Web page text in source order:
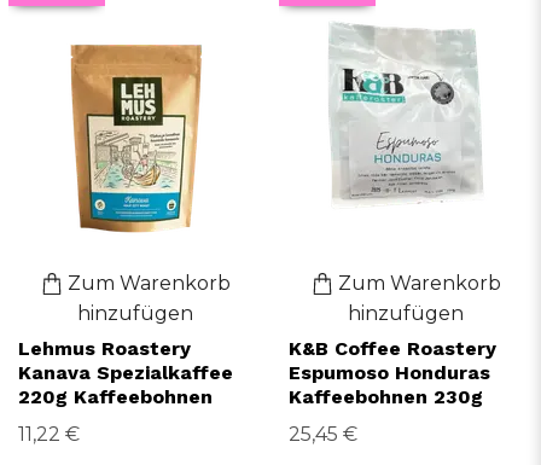
Zum Warenkorb
hinzufügen
Lehmus Roastery
Kanava Spezialkaffee
220g Kaffeebohnen
11,22 €
Zum Warenkorb
hinzufügen
K&B Coffee Roastery
Espumoso Honduras
Kaffeebohnen 230g
25,45 €